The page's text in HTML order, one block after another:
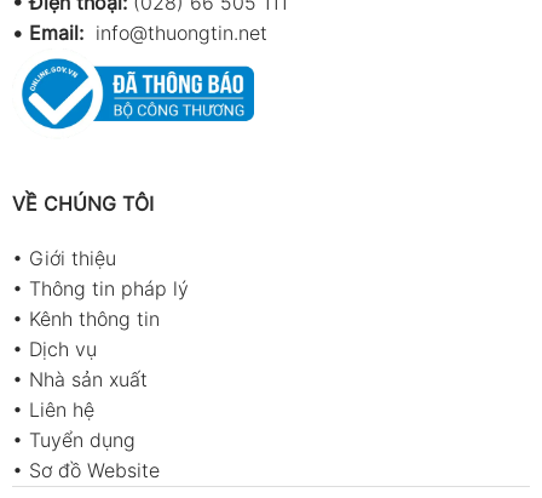
• Email: info@thuongtin.net
VỀ CHÚNG TÔI
• Giới thiệu
• Thông tin pháp lý
• Kênh thông tin
• Dịch vụ
• Nhà sản xuất
• Liên hệ
• Tuyển dụng
• Sơ đồ Website